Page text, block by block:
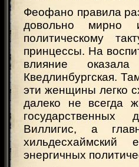
Феофано правила
довольно мирно
политическому
принцессы. На
влияние
Кведлинбургская.
эти женщины легко
далеко не всегда
Виллигис, а
энергичных